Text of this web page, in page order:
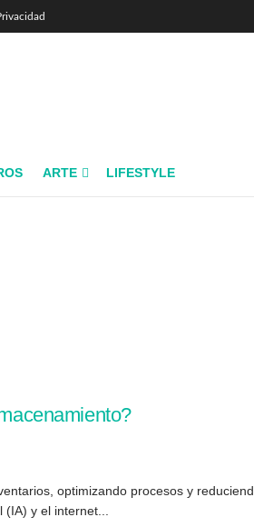
ARTE LIFESTYLE
optimizando procesos y
y el internet...